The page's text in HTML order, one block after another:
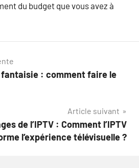
du budget que vous avez à
: comment faire le
Article suivant
de l’IPTV : Comment l’IPTV
l’expérience télévisuelle ?